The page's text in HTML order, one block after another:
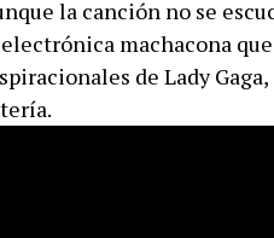
la canción no se
machacona
de Lady